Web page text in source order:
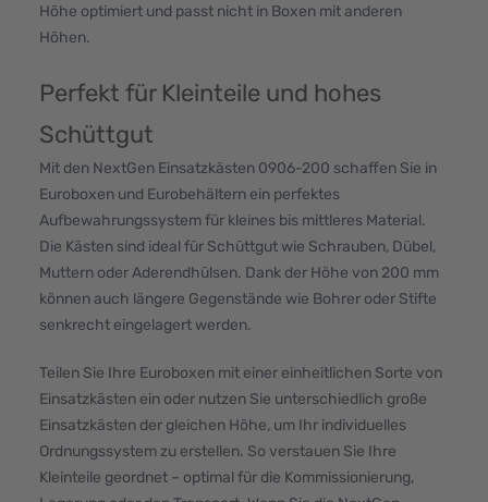
Höhe optimiert und passt nicht in Boxen mit anderen
Höhen.
Perfekt für Kleinteile und hohes
Schüttgut
Mit den NextGen Einsatzkästen 0906-200 schaffen Sie in
Euroboxen und Eurobehältern ein perfektes
Aufbewahrungssystem für kleines bis mittleres Material.
Die Kästen sind ideal für Schüttgut wie Schrauben, Dübel,
Muttern oder Aderendhülsen. Dank der Höhe von 200 mm
können auch längere Gegenstände wie Bohrer oder Stifte
senkrecht eingelagert werden.
Teilen Sie Ihre Euroboxen mit einer einheitlichen Sorte von
Einsatzkästen ein oder nutzen Sie unterschiedlich große
Einsatzkästen der gleichen Höhe, um Ihr individuelles
Ordnungssystem zu erstellen. So verstauen Sie Ihre
Kleinteile geordnet – optimal für die Kommissionierung,